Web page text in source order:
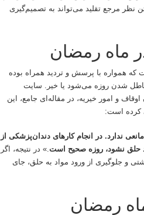
نظر مرجع تقلید می‌تواند به تصمیم‌گیری
ماه رمضان
که همواره با پرسش و تردید همراه بوده
باطل شدن روزه می‌شود یا خیر. سایت
و امور خیریه، در مقاله‌ای جامع، این
کرده است:
ندارد. در انجام کارهای دندان‌پزشکی از
حلق نشود، روزه صحیح است.» در نتیجه، اگر
و جلوگیری از ورود مواد به حلق، جای
رمضان